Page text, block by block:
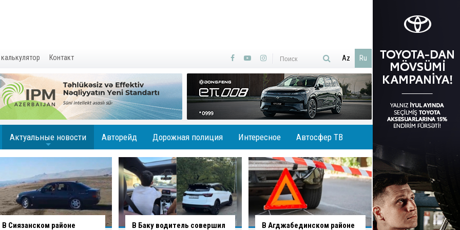
Контакт Az Ru
Актуальные новости Авторейд Дорожная полиция Интересное Автосфер ТВ
В Баку водитель совершил
В Агджабединском районе
В Хырдалане обрушился
В Гаджигабуле